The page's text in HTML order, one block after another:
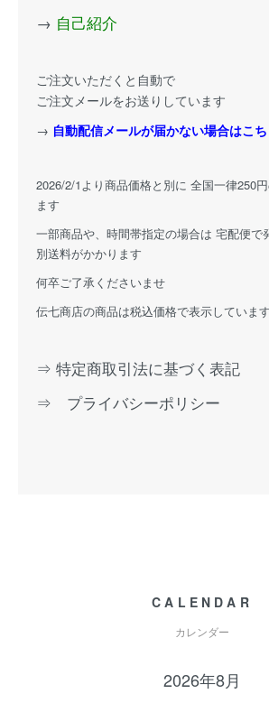
→ 自己紹介
ご注文いただくと自動で
ご注文メールをお送りしています
→ 自動配信メールが届かない場合はこち
2026/2/1より商品価格と別に 全国一律250
ます
一部商品や、時間帯指定の場合は 宅配便で
別送料がかかります
何卒ご了承くださいませ
伝七商店の商品は税込価格で表示しています
⇒ 特定商取引法に基づく表記
⇒ プライバシーポリシー
CALENDAR
カレンダー
2026年8月